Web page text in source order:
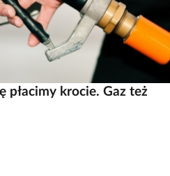
płacimy krocie. Gaz też